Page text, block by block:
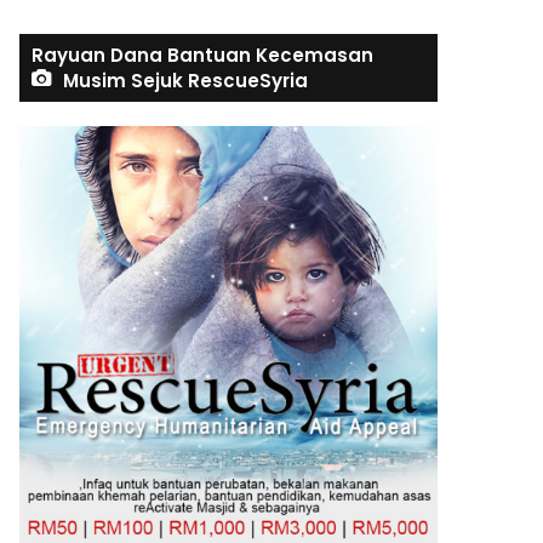
Rayuan Dana Bantuan Kecemasan
Musim Sejuk RescueSyria